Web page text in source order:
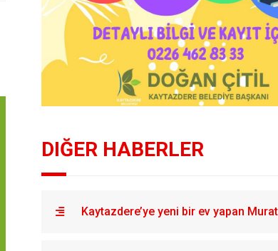
DIĞER HABERLER
Kaytazdere’ye yeni bir ev yapan